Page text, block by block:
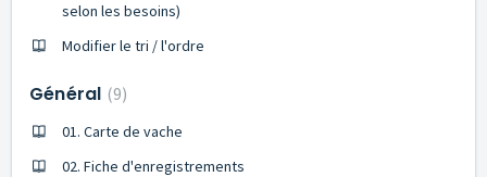
selon les besoins)
Modifier le tri / l'ordre
Général 9
01. Carte de vache
02. Fiche d'enregistrements